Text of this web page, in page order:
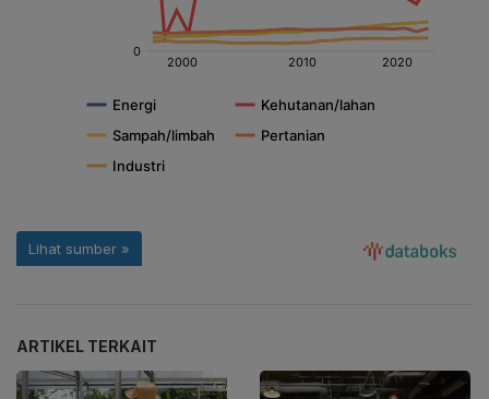
ARTIKEL TERKAIT